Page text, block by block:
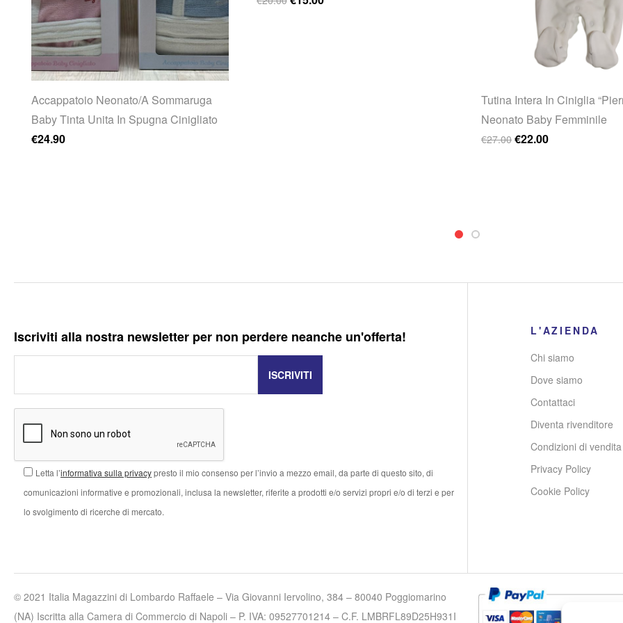
Accappatoio Neonato/A Sommaruga
Baby Tinta Unita In Spugna Cinigliato
€24.90
Tutina Intera In Ciniglia
Neonato Baby Femminile
€27.00 Il prezzo originale era:
€22.00Il prezzo
Iscriviti alla nostra newsletter per non perdere neanche un'offerta!
Letta l’informativa sulla privacypresto il mio consenso per l’invio a mezzo email, da parte di questo sito, di
comunicazioni informative e promozionali, inclusa la newsletter, riferite a prodotti e/o servizi propri e/o di terzi e per
lo svolgimento di ricerche di mercato.
L'AZIENDA
Chi siamo
Dove siamo
Contattaci
Diventa rivenditore
Condizioni di vendita
Privacy Policy
Cookie Policy
© 2021 Italia Magazzini di Lombardo Raffaele – Via Giovanni Iervolino, 384 – 80040 Poggiomarino
(NA) Iscritta alla Camera di Commercio di Napoli – P. IVA: 09527701214 – C.F. LMBRFL89D25H931I